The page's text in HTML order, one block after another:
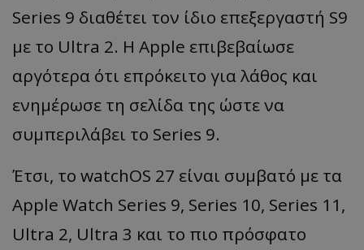
Series 9 διαθέτει τον ίδιο επεξεργαστή S9
με το Ultra 2. Η Apple επιβεβαίωσε
αργότερα ότι επρόκειτο για λάθος και
ενημέρωσε τη σελίδα της ώστε να
συμπεριλάβει το Series 9.
Έτσι, το watchOS 27 είναι συμβατό με τα
Apple Watch Series 9, Series 10, Series 11,
Ultra 2, Ultra 3 και το πιο πρόσφατο